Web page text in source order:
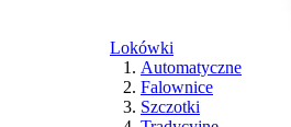
Lokówki
Automatyczne
Falownice
Szczotki